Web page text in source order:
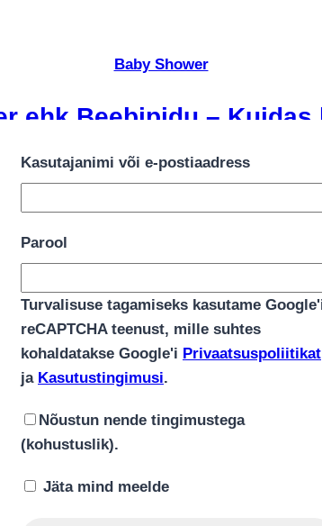
Baby Shower
ehk Beebipidu – Kuidas
süüakse? Miks, millal ja kuidas seda
Kasutajanimi või e-postiaadress
Parool
Turvalisuse tagamiseks kasutame
reCAPTCHA teenust, mille suhtes
kohaldatakse Google'i Privaatsuspoliitikat
ja Kasutustingimusi.
Nõustun nende tingimustega
(kohustuslik).
Jäta mind meelde